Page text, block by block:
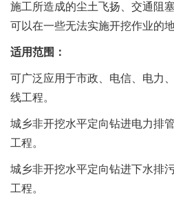
施工所造成的尘土飞扬、交通阻
可以在一些无法实施开挖作业的
适用范围：
可广泛应用于市政、电信、电力
线工程。
城乡非开挖水平定向钻进电力排
工程。
城乡非开挖水平定向钻进下水排
工程。